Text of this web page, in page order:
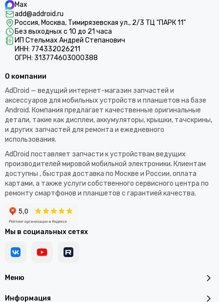
Max
add@addroid.ru
Россия, Москва, Тимирязевская ул., 2/3 ТЦ "ПАРК 11"
Без выходных с 10 до 21 часа
ИП Стельмах Андрей Степанович
ИНН: 774332026211
ОГРН: 313774603000388
Меню
Информация
О компании
AdDroid — ведущий интернет-магазин запчастей и
аксессуаров для мобильных устройств и планшетов на базе
Android. Компания предлагает качественные оригинальные
детали, такие как дисплеи, аккумуляторы, крышки, тачскрины,
и других запчастей для ремонта и ежедневного
использования.​
AdDroid поставляет запчасти к устройствам ведущих
производителей мировой мобильной электроники. Клиентам
доступны , быстрая доставка по Москве и России, оплата
картами, а также услуги собственного сервисного центра по
ремонту смартфонов и планшетов с гарантией качества.
Мы в социальных сетях